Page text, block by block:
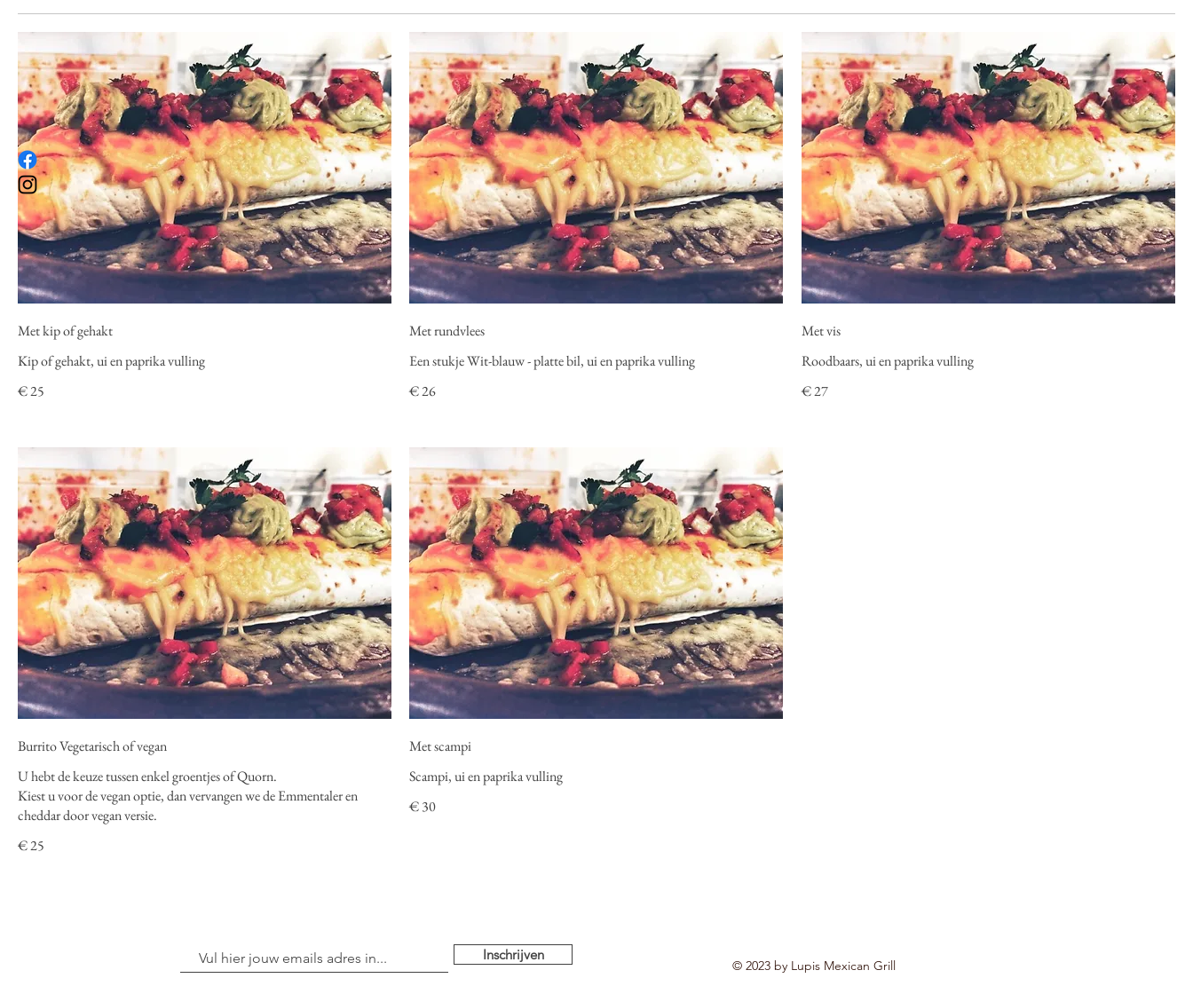
Met kip of gehakt
Kip of gehakt, ui en paprika vulling
€ 25
Met rundvlees
Een stukje Wit-blauw - platte bil, ui en paprika vulling
€ 26
Met vis
Roodbaars, ui en paprika vulling
€ 27
Burrito Vegetarisch of vegan
U hebt de keuze tussen enkel groentjes of Quorn.
Kiest u voor de vegan optie, dan vervangen we de Emmentaler en
cheddar door vegan versie.
€ 25
Met scampi
Scampi, ui en paprika vulling
€ 30
Inschrijven
© 2023 by Lupis Mexican Grill